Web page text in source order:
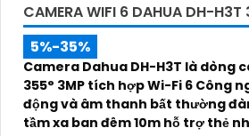
CAMERA WIFI 6 DAHUA DH-H3T
5%-35%
Camera Dahua DH-H3T là
355° 3MP tích hợp Wi-Fi 6 Công
động và âm thanh bất thường
tầm xa ban đêm 10m hỗ trợ thẻ